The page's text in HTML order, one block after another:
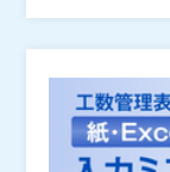
・本セミナー
は、アシスト
さい。・アシ
マーケティン
Snowflake合
※共催、協賛
れる可能性が
ました。今回
クラウド×AI×
す。
・データクラ
があるリーダ
考えられてい
案や実施にご
にした ビジ
データクラウ
・日時 ：
45開場） ・
ナー